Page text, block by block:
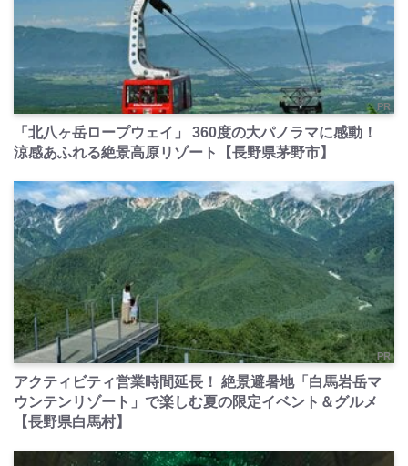
PR
「北八ヶ岳ロープウェイ」 360度の大パノラマに感動！
涼感あふれる絶景高原リゾート【長野県茅野市】
PR
アクティビティ営業時間延長！ 絶景避暑地「白馬岩岳マ
ウンテンリゾート」で楽しむ夏の限定イベント＆グルメ
【長野県白馬村】